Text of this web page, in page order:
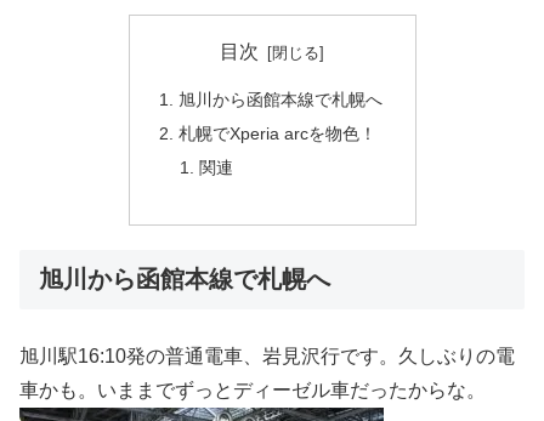
目次
旭川から函館本線で札幌へ
札幌でXperia arcを物色！
関連
旭川から函館本線で札幌へ
旭川駅16:10発の普通電車、岩見沢行です。久しぶりの電
車かも。いままでずっとディーゼル車だったからな。